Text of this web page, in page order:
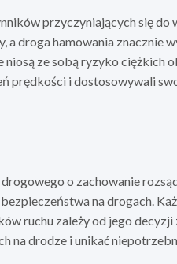
przyczyniających się
droga hamowania znacznie
ze sobą ryzyko ciężkich
prędkości i dostosowywali
o zachowanie
na drogach.
ruchu zależy od jego
na drodze i unikać